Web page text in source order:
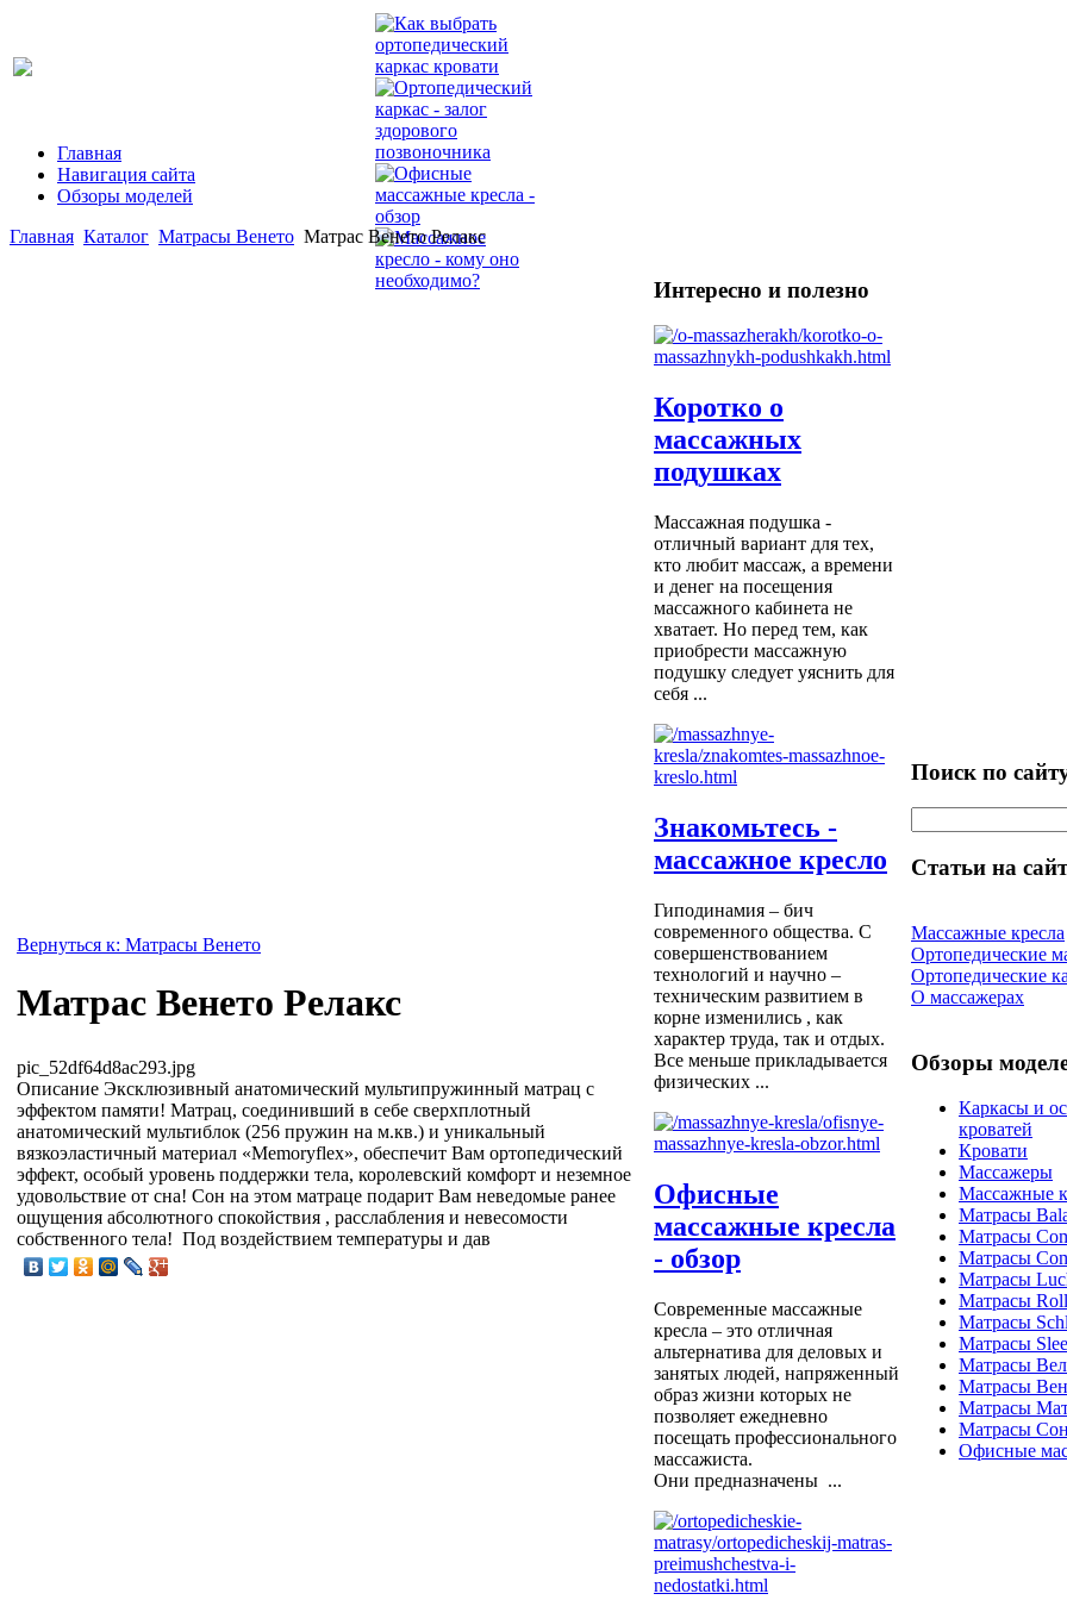
Главная
Навигация сайта
Обзоры моделей
Главная Каталог Матрасы Венето Матрас Венето Релакс
Вернуться к: Матрасы Венето
Матрас Венето Релакс
pic_52df64d8ac293.jpg
Описание Эксклюзивный анатомический мультипружинный матрац с
эффектом памяти! Матрац, соединивший в себе сверхплотный
анатомический мультиблок (256 пружин на м.кв.) и уникальный
вязкоэластичный материал «Memoryflex», обеспечит Вам ортопедический
эффект, особый уровень поддержки тела, королевский комфорт и неземное
удовольствие от сна! Сон на этом матраце подарит Вам неведомые ранее
ощущения абсолютного спокойствия , расслабления и невесомости
собственного тела! Под воздействием температуры и дав
Интересно и полезно
Коротко о
массажных
подушках
Массажная подушка -
отличный вариант для тех,
кто любит массаж, а времени
и денег на посещения
массажного кабинета не
хватает. Но перед тем, как
приобрести массажную
подушку следует уяснить для
себя ...
Знакомьтесь -
массажное кресло
Гиподинамия – бич
современного общества. С
совершенствованием
технологий и научно –
техническим развитием в
корне изменились , как
характер труда, так и отдых.
Все меньше прикладывается
физических ...
Офисные
массажные кресла
- обзор
Современные массажные
кресла – это отличная
альтернатива для деловых и
занятых людей, напряженный
образ жизни которых не
позволяет ежедневно
посещать профессионального
массажиста.
Они предназначены ...
Поиск по
Статьи на
Массажные кресла
Ортопедические
Ортопедические
О массажерах
Обзоры
Каркасы и
кроватей
Кровати
Массажеры
Массажные
Матрасы
Матрасы
Матрасы
Матрасы
Матрасы
Матрасы
Матрасы
Матрасы
Матрасы
Матрасы
Матрасы
Офисные